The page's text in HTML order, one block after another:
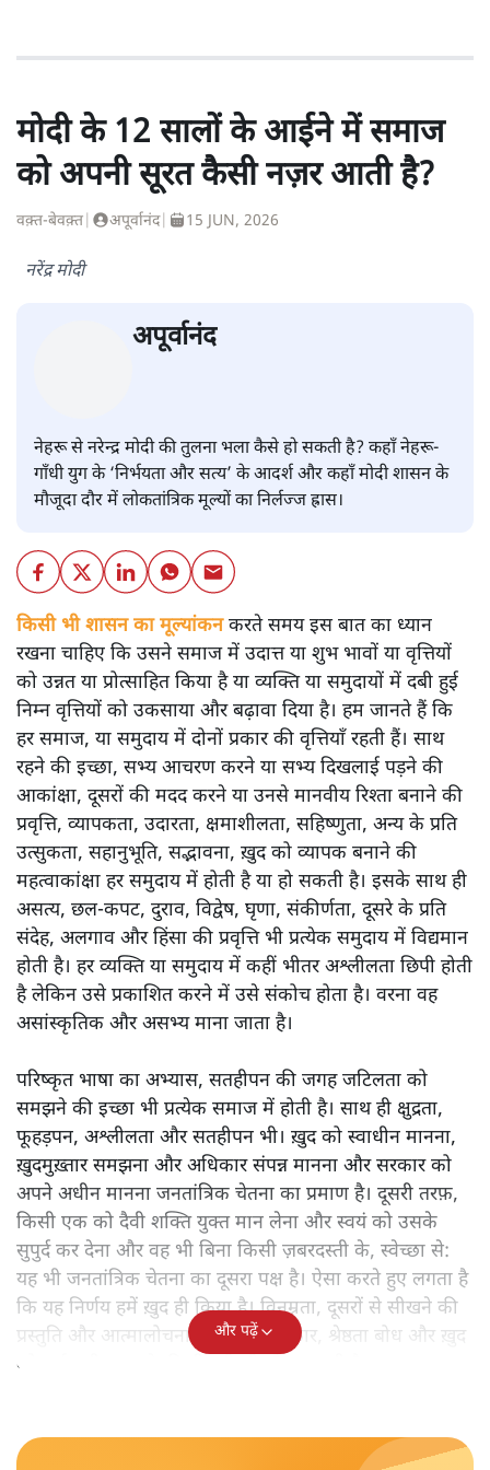
विश्लेषणात्मक और मानवीय स्वरों में से एक हैं। शिक्षा, समाज,
सरल भाषा में जटिल प्रश्नों को खोलने की—उन्हें आज के
हिंदी‑हिंदुस्तानी लेखन में एक विशिष्ट स्थान देती है।
सतीश झा की और स्टोरी पढ़ें
को अपनी सूरत कैसी नज़र आती है?
वक़्त-बेवक़्त| अपूर्वानंद| 15 JUN, 2026
अपूर्वानंद
नेहरू से नरेन्द्र मोदी की तुलना भला कैसे हो सकती है? कहाँ नेहरू-
गाँधी युग के ‘निर्भयता और सत्य’ के आदर्श और कहाँ मोदी शासन के
मौजूदा दौर में लोकतांत्रिक मूल्यों का निर्लज्ज ह्रास।
किसी भी शासन का मूल्यांकनकरते समय इस बात का ध्यान
रखना चाहिए कि उसने समाज में उदात्त या शुभ भावों या वृत्तियों
को उन्नत या प्रोत्साहित किया है या व्यक्ति या समुदायों में दबी हुई
निम्न वृत्तियों को उकसाया और बढ़ावा दिया है। हम जानते हैं कि
हर समाज, या समुदाय में दोनों प्रकार की वृत्तियाँ रहती हैं। साथ
रहने की इच्छा, सभ्य आचरण करने या सभ्य दिखलाई पड़ने की
प्रवृत्ति, व्यापकता, उदारता, क्षमाशीलता, सहिष्णुता, अन्य के प्रति
उत्सुकता, सहानुभूति, सद्भावना, ख़ुद को व्यापक बनाने की
महत्वाकांक्षा हर समुदाय में होती है या हो सकती है। इसके साथ ही
असत्य, छल-कपट, दुराव, विद्वेष, घृणा, संकीर्णता, दूसरे के प्रति
संदेह, अलगाव और हिंसा की प्रवृत्ति भी प्रत्येक समुदाय में विद्यमान
होती है। हर व्यक्ति या समुदाय में कहीं भीतर अश्लीलता छिपी होती
है लेकिन उसे प्रकाशित करने में उसे संकोच होता है। वरना वह
असांस्कृतिक और असभ्य माना जाता है।
परिष्कृत भाषा का अभ्यास, सतहीपन की जगह जटिलता को
समझने की इच्छा भी प्रत्येक समाज में होती है। साथ ही क्षुद्रता,
अपने अधीन मानना जनतांत्रिक चेतना का प्रमाण है। दूसरी तरफ़,